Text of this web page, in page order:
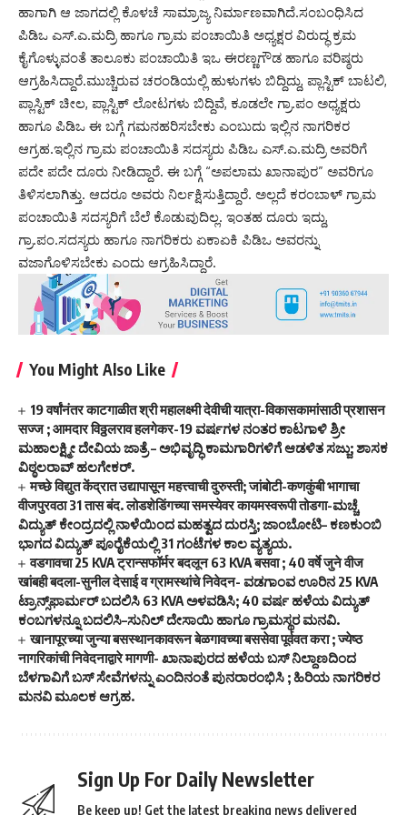
ಹಾಗಾಗಿ ಆ ಜಾಗದಲ್ಲಿ ಕೊಳಚೆ ಸಾಮ್ರಾಜ್ಯ ನಿರ್ಮಾಣವಾಗಿದೆ.ಸಂಬಂಧಿಸಿದ
ಪಿಡಿಒ ಎಸ್.ಎ.ಮದ್ರಿ ಹಾಗೂ ಗ್ರಾಮ ಪಂಚಾಯಿತಿ ಅಧ್ಯಕ್ಷರ ವಿರುದ್ಧ ಕ್ರಮ
ಕೈಗೊಳ್ಳುವಂತೆ ತಾಲೂಕು ಪಂಚಾಯಿತಿ ಇಒ ಈರಣ್ಣಗೌಡ ಹಾಗೂ ವರಿಷ್ಠರು
ಆಗ್ರಹಿಸಿದ್ದಾರೆ.ಮುಚ್ಚಿರುವ ಚರಂಡಿಯಲ್ಲಿ ಹುಳುಗಳು ಬಿದ್ದಿದ್ದು, ಪ್ಲಾಸ್ಟಿಕ್ ಬಾಟಲಿ,
ಪ್ಲಾಸ್ಟಿಕ್ ಚೀಲ, ಪ್ಲಾಸ್ಟಿಕ್ ಲೋಟಗಳು ಬಿದ್ದಿವೆ, ಕೂಡಲೇ ಗ್ರಾ.ಪಂ ಅಧ್ಯಕ್ಷರು
ಹಾಗೂ ಪಿಡಿಒ ಈ ಬಗ್ಗೆ ಗಮನಹರಿಸಬೇಕು ಎಂಬುದು ಇಲ್ಲಿನ ನಾಗರಿಕರ
ಆಗ್ರಹ.ಇಲ್ಲಿನ ಗ್ರಾಮ ಪಂಚಾಯಿತಿ ಸದಸ್ಯರು ಪಿಡಿಒ ಎಸ್.ಎ.ಮದ್ರಿ ಅವರಿಗೆ
ಪದೇ ಪದೇ ದೂರು ನೀಡಿದ್ದಾರೆ. ಈ ಬಗ್ಗೆ “ಅಪಲಾಮ ಖಾನಾಪುರ” ಅವರಿಗೂ
ತಿಳಿಸಲಾಗಿತ್ತು. ಆದರೂ ಅವರು ನಿರ್ಲಕ್ಷಿಸುತ್ತಿದ್ದಾರೆ. ಅಲ್ಲದೆ ಕರಂಬಾಳ್ ಗ್ರಾಮ
ಪಂಚಾಯಿತಿ ಸದಸ್ಯರಿಗೆ ಬೆಲೆ ಕೊಡುವುದಿಲ್ಲ. ಇಂತಹ ದೂರು ಇದ್ದು,
ಗ್ರಾ.ಪಂ.ಸದಸ್ಯರು ಹಾಗೂ ನಾಗರಿಕರು ಏಕಾಏಕಿ ಪಿಡಿಒ ಅವರನ್ನು
ವಜಾಗೊಳಿಸಬೇಕು ಎಂದು ಆಗ್ರಹಿಸಿದ್ದಾರೆ.
You Might Also Like
19 वर्षांनंतर काटगाळीत श्री महालक्ष्मी देवीची यात्रा-विकासकामांसाठी प्रशासन
सज्ज ; आमदार विठ्ठलराव हलगेकर-19 ವರ್ಷಗಳ ನಂತರ ಕಾಟಗಾಳಿ ಶ್ರೀ
ಮಹಾಲಕ್ಷ್ಮೀ ದೇವಿಯ ಜಾತ್ರೆ – ಅಭಿವೃದ್ಧಿ ಕಾಮಗಾರಿಗಳಿಗೆ ಆಡಳಿತ ಸಜ್ಜು; ಶಾಸಕ
ವಿಠ್ಠಲರಾವ್ ಹಲಗೇಕರ್.
मच्छे विद्युत केंद्रात उद्यापासून महत्त्वाची दुरुस्ती; जांबोटी-कणकुंबी भागाचा
वीजपुरवठा 31 तास बंद. लोडशेडिंगच्या समस्येवर कायमस्वरूपी तोडगा-ಮಚ್ಚೆ
ವಿದ್ಯುತ್ ಕೇಂದ್ರದಲ್ಲಿ ನಾಳೆಯಿಂದ ಮಹತ್ವದ ದುರಸ್ತಿ; ಜಾಂಬೋಟಿ– ಕಣಕುಂಬಿ
ಭಾಗದ ವಿದ್ಯುತ್ ಪೂರೈಕೆಯಲ್ಲಿ 31 ಗಂಟೆಗಳ ಕಾಲ ವ್ಯತ್ಯಯ.
वडगावचा 25 KVA ट्रान्सफॉर्मर बदलून 63 KVA बसवा ; 40 वर्षे जुने वीज
खांबही बदला-सुनील देसाई व ग्रामस्थांचे निवेदन- ವಡಗಾಂವ ಊರಿನ 25 KVA
ಟ್ರಾನ್ಸ್‌ಫಾರ್ಮರ್ ಬದಲಿಸಿ 63 KVA ಅಳವಡಿಸಿ; 40 ವರ್ಷ ಹಳೆಯ ವಿದ್ಯುತ್
ಕಂಬಗಳನ್ನೂ ಬದಲಿಸಿ–ಸುನಿಲ್ ದೇಸಾಯಿ ಹಾಗೂ ಗ್ರಾಮಸ್ಥರ ಮನವಿ.
खानापूरच्या जुन्या बसस्थानकावरून बेळगावच्या बससेवा पूर्ववत करा ; ज्येष्ठ
नागरिकांची निवेदनाद्वारे मागणी- ಖಾನಾಪುರದ ಹಳೆಯ ಬಸ್ ನಿಲ್ದಾಣದಿಂದ
ಬೆಳಗಾವಿಗೆ ಬಸ್ ಸೇವೆಗಳನ್ನು ಎಂದಿನಂತೆ ಪುನರಾರಂಭಿಸಿ ; ಹಿರಿಯ ನಾಗರಿಕರ
ಮನವಿ ಮೂಲಕ ಆಗ್ರಹ.
Sign Up For Daily Newsletter
Be keep up! Get the latest breaking news delivered